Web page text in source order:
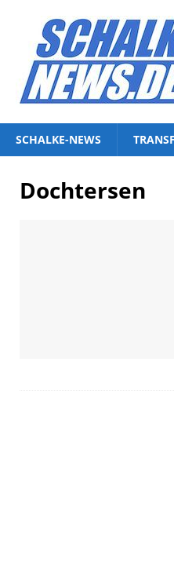
SCHALKE-NEWS
Dochtersen